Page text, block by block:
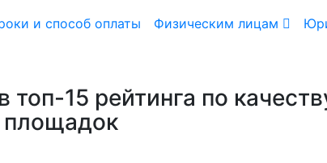
и способ оплаты Физическим лицам
15 рейтинга по
площадок